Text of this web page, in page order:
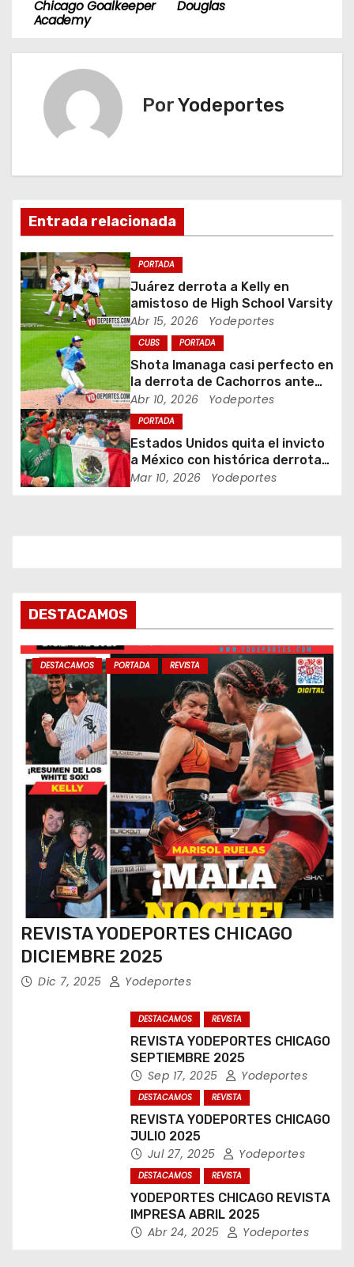
c
i
ó
n
d
e
e
n
t
r
s
Douglas
Chicago Goalkeeper
Academy
PorYodeportes
Entrada relacionada
PORTADA
Juárez derrota a Kelly en
amistoso de High School Varsity
Abr 15, 2026 Yodeportes
CUBS PORTADA
Shota Imanaga casi perfecto en
la derrota de Cachorros ante
Piratas
Abr 10, 2026 Yodeportes
PORTADA
Estados Unidos quita el invicto
a México con histórica derrota
en Clásico Mundial de Béisbol
Mar 10, 2026 Yodeportes
DESTACAMOS
DESTACAMOS PORTADA REVISTA
REVISTA YODEPORTES CHICAGO
DICIEMBRE 2025
Dic 7, 2025 Yodeportes
DESTACAMOS REVISTA
REVISTA YODEPORTES CHICAGO
SEPTIEMBRE 2025
Sep 17, 2025 Yodeportes
DESTACAMOS REVISTA
REVISTA YODEPORTES CHICAGO
JULIO 2025
Jul 27, 2025 Yodeportes
DESTACAMOS REVISTA
YODEPORTES CHICAGO REVISTA
IMPRESA ABRIL 2025
Abr 24, 2025 Yodeportes